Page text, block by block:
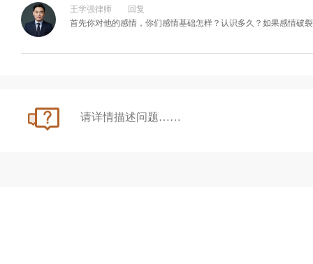
王学强律师
回复
首先你对他的感情，你们感情基础怎样？认识多久？如果感情破